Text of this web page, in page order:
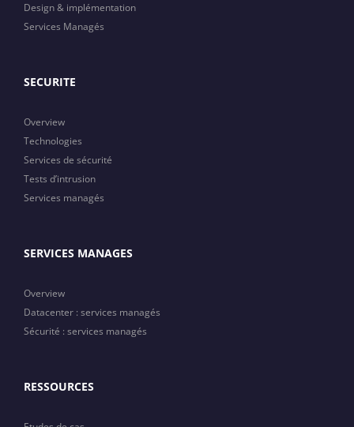
Design & implémentation
Services Managés
SECURITE
Overview
Technologies
Services de sécurité
Tests d’intrusion
Services managés
SERVICES MANAGES
Overview
Datacenter : services managés
Sécurité : services managés
RESSOURCES